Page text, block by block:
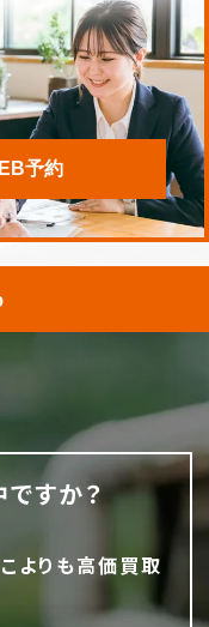
予約
すか？
よりも高価買取